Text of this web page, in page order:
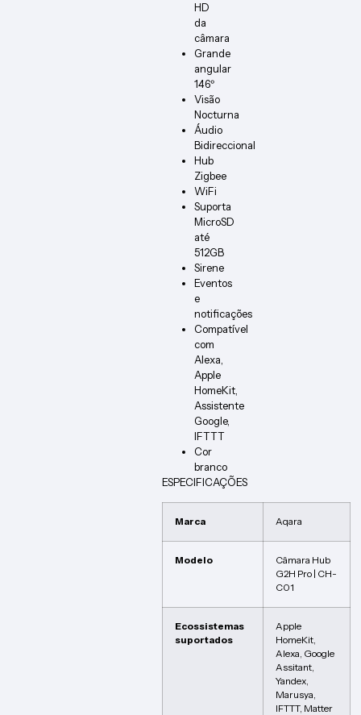
HD
da
câmara
Grande
angular
146º
Visão
Nocturna
Áudio
Bidireccional
Hub
Zigbee
WiFi
Suporta
MicroSD
até
512GB
Sirene
Eventos
e
notificações
Compatível
com
Alexa,
Apple
HomeKit,
Assistente
Google,
IFTTT
Cor
branco
ESPECIFICAÇÕES
Marca Aqara
Modelo
Câmara Hub
G2H Pro | CH-
C01
Ecossistemas
suportados
Apple
HomeKit,
Alexa, Google
Assitant,
Yandex,
Marusya,
IFTTT, Matter